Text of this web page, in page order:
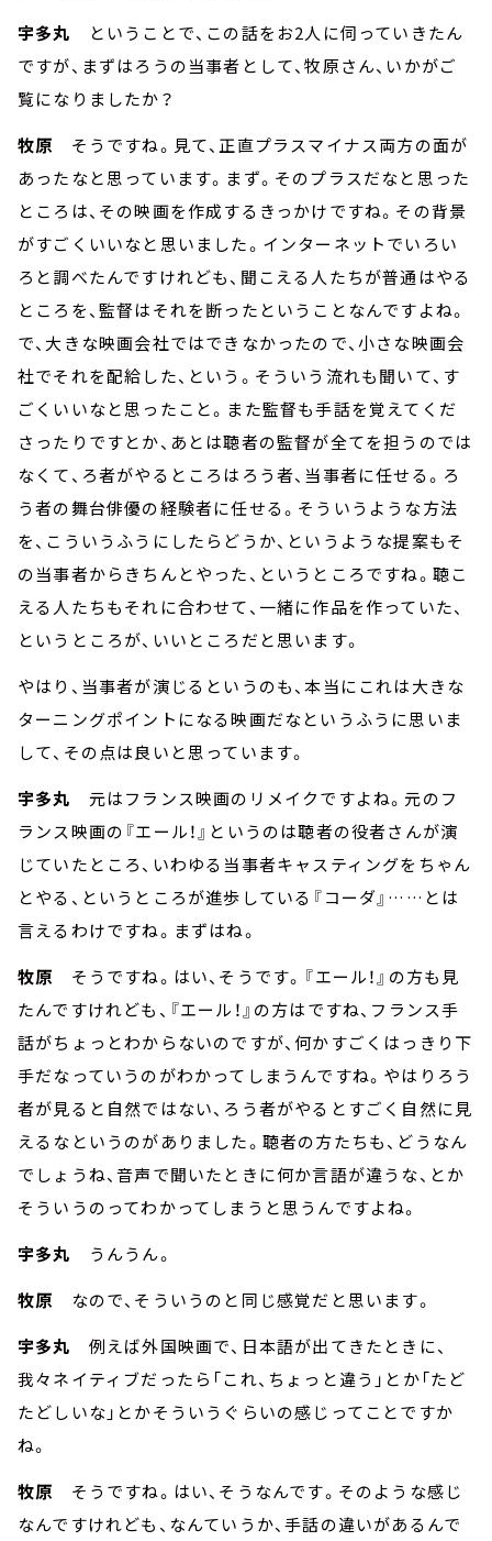
宇多丸 ということで、この話をお2人に伺っていきたん
ですが、まずはろうの当事者として、牧原さん、いかがご
覧になりましたか？
牧原 そうですね。見て、正直プラスマイナス両方の面が
あったなと思っています。まず。そのプラスだなと思った
ところは、その映画を作成するきっかけですね。その背景
がすごくいいなと思いました。インターネットでいろい
ろと調べたんですけれども、聞こえる人たちが普通はやる
ところを、監督はそれを断ったということなんですよね。
で、大きな映画会社ではできなかったので、小さな映画会
社でそれを配給した、という。そういう流れも聞いて、す
ごくいいなと思ったこと。また監督も手話を覚えてくだ
さったりですとか、あとは聴者の監督が全てを担うのでは
なくて、ろ者がやるところはろう者、当事者に任せる。ろ
う者の舞台俳優の経験者に任せる。そういうような方法
を、こういうふうにしたらどうか、というような提案もそ
の当事者からきちんとやった、というところですね。聴こ
える人たちもそれに合わせて、一緒に作品を作っていた、
というところが、いいところだと思います。
やはり、当事者が演じるというのも、本当にこれは大きな
ターニングポイントになる映画だなというふうに思いま
して、その点は良いと思っています。
宇多丸 元はフランス映画のリメイクですよね。元のフ
ランス映画の『エール！』というのは聴者の役者さんが演
じていたところ、いわゆる当事者キャスティングをちゃん
とやる、というところが進歩している『コーダ』……とは
言えるわけですね。まずはね。
牧原 そうですね。はい、そうです。『エール！』の方も見
たんですけれども、『エール！』の方はですね、フランス手
話がちょっとわからないのですが、何かすごくはっきり下
手だなっていうのがわかってしまうんですね。やはりろう
者が見ると自然ではない、ろう者がやるとすごく自然に見
えるなというのがありました。聴者の方たちも、どうなん
でしょうね、音声で聞いたときに何か言語が違うな、とか
そういうのってわかってしまうと思うんですよね。
宇多丸 うんうん。
牧原 なので、そういうのと同じ感覚だと思います。
宇多丸 例えば外国映画で、日本語が出てきたときに、
我々ネイティブだったら「これ、ちょっと違う」とか「たど
たどしいな」とかそういうぐらいの感じってことですか
ね。
牧原 そうですね。はい、そうなんです。そのような感じ
なんですけれども、なんていうか、手話の違いがあるんで